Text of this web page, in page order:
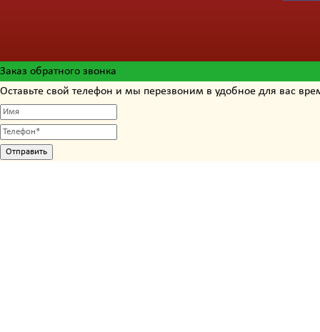
Заказ обратного звонка
Оставьте свой телефон и мы перезвоним в удобное для вас
Отправить